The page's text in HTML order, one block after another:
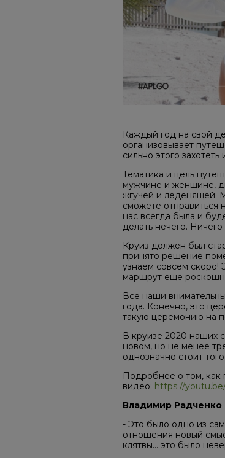
Каждый год на свой
организовывает
сильно этого
Тематика и цель
мужчине и женщине,
жгучей и леденящей.
сможете отправиться
нас всегда была и
делать нечего.
Круиз должен был
принято решение
узнаем совсем
маршрут еще
Все наши
года. Конечно, это
такую церемонию на
В круизе 2020 наших
новом, но не менее
однозначно стоит
Подробнее о том, как
видео: https://
Владимир
- Это было одно из
отношения новый
клятвы… это было